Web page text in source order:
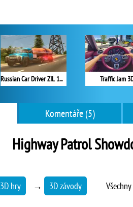
Russian Car Driver ZIL 130 Traffic Jam
Komentáře (5)
Highway Patrol
3D hry → 3D závody